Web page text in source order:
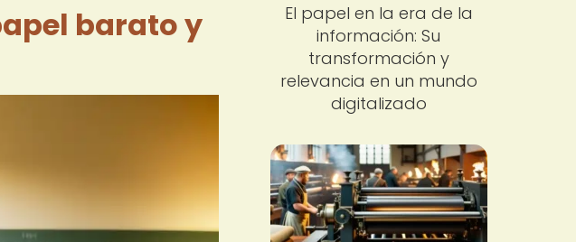
barato y
El papel en la era de la
información: Su
transformación y
relevancia en un mundo
digitalizado